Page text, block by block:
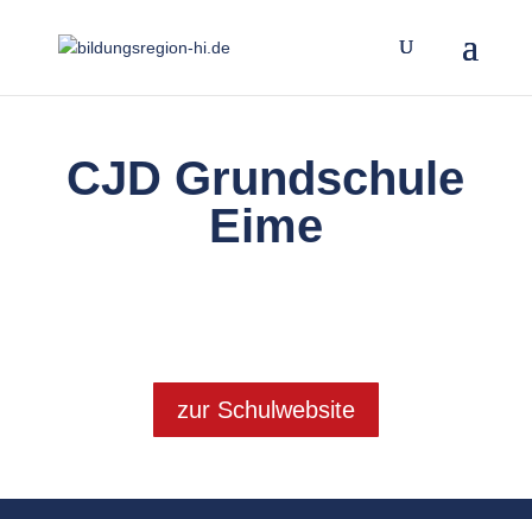
CJD Grundschule
Eime
zur Schulwebsite